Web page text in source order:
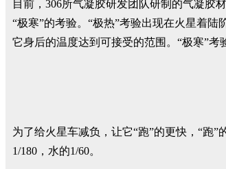
目前，306所气凝胶研发团队研制的气凝胶
“极寒”的考验。“极热”考验出现在火星着
它身后的温度达到可接受的范围。“极寒”
为了给火星车减负，让它“跑”的更快，“跑
1/180，水的1/60。